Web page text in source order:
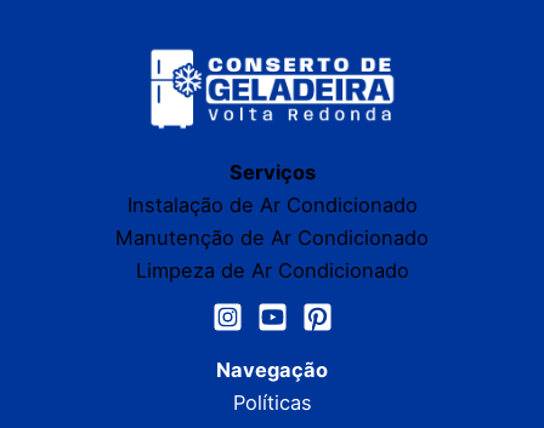
Serviços
Instalação de Ar Condicionado
Manutenção de Ar Condicionado
Limpeza de Ar Condicionado
Navegação
Políticas